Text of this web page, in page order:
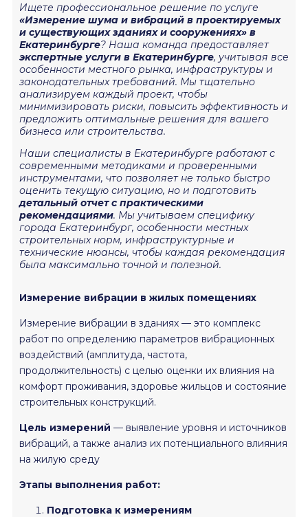
Ищете профессиональное решение по услуге
«Измерение шума и вибраций в проектируемых
и существующих зданиях и сооружениях» в
Екатеринбурге? Наша команда предоставляет
экспертные услуги в Екатеринбурге, учитывая все
особенности местного рынка, инфраструктуры и
законодательных требований. Мы тщательно
анализируем каждый проект, чтобы
минимизировать риски, повысить эффективность и
предложить оптимальные решения для вашего
бизнеса или строительства.
Наши специалисты в Екатеринбурге работают с
современными методиками и проверенными
инструментами, что позволяет не только быстро
оценить текущую ситуацию, но и подготовить
детальный отчет с практическими
рекомендациями. Мы учитываем специфику
города Екатеринбург, особенности местных
строительных норм, инфраструктурные и
технические нюансы, чтобы каждая рекомендация
была максимально точной и полезной.
Измерение вибрации в жилых помещениях
Измерение вибрации в зданиях — это комплекс
работ по определению параметров вибрационных
воздействий (амплитуда, частота,
продолжительность) с целью оценки их влияния на
комфорт проживания, здоровье жильцов и состояние
строительных конструкций.
Цель измерений — выявление уровня и источников
вибраций, а также анализ их потенциального влияния
на жилую среду
Этапы выполнения работ:
Подготовка к измерениям